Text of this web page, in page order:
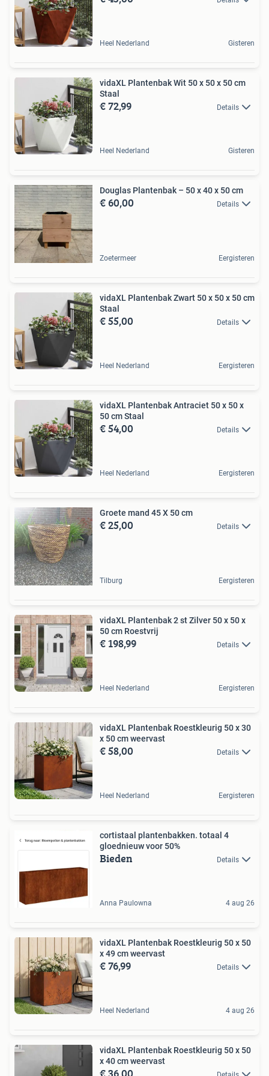
Heel Nederland Gisteren
vidaXL Plantenbak Wit 50 x 50 x 50 cm
Staal
€ 72,99 Details
Heel Nederland Gisteren
Douglas Plantenbak – 50 x 40 x 50 cm
€ 60,00 Details
Zoetermeer Eergisteren
vidaXL Plantenbak Zwart 50 x 50 x 50 cm
Staal
€ 55,00 Details
Heel Nederland Eergisteren
vidaXL Plantenbak Antraciet 50 x 50 x
50 cm Staal
€ 54,00 Details
Heel Nederland Eergisteren
Groete mand 45 X 50 cm
€ 25,00 Details
Tilburg Eergisteren
vidaXL Plantenbak 2 st Zilver 50 x 50 x
50 cm Roestvrij
€ 198,99 Details
Heel Nederland Eergisteren
vidaXL Plantenbak Roestkleurig 50 x 30
x 50 cm weervast
€ 58,00 Details
Heel Nederland Eergisteren
cortistaal plantenbakken. totaal 4
gloednieuw voor 50%
Bieden Details
Anna Paulowna 4 aug 26
vidaXL Plantenbak Roestkleurig 50 x 50
x 49 cm weervast
€ 76,99 Details
Heel Nederland 4 aug 26
vidaXL Plantenbak Roestkleurig 50 x 50
x 40 cm weervast